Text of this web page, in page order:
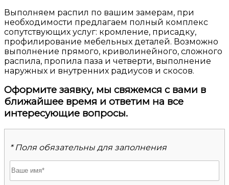
Выполняем распил по вашим замерам, при
необходимости предлагаем полный комплекс
сопутствующих услуг: кромление, присадку,
профилирование мебельных деталей. Возможно
выполнение прямого, криволинейного, сложного
распила, пропила паза и четверти, выполнение
наружных и внутренних радиусов и скосов.
Оформите заявку, мы свяжемся с вами в
ближайшее время и ответим на все
интересующие вопросы.
* Поля обязательны для заполнения